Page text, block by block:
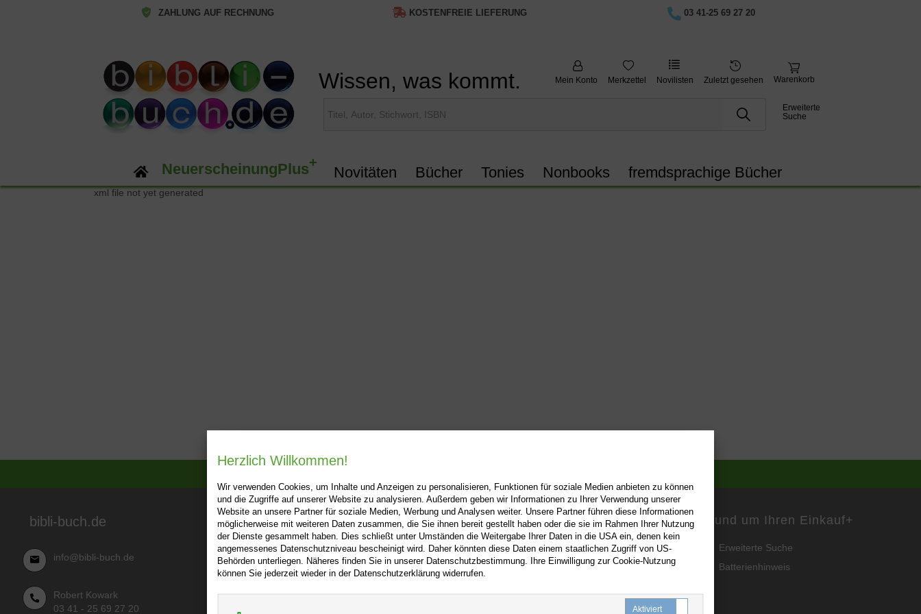
ZAHLUNG AUF RECHNUNG KOSTENFREIE LIEFERUNG 03 41-25 69 27 20
Wissen, was kommt. Mein Konto Merkzettel Novilisten Zuletzt gesehen Warenkorb
Erweiterte
Suche
NeuerscheinungPlus+
Novitäten Bücher Tonies Nonbooks fremdsprachige Bücher
xml file not yet generated
bibli-buch.de
info@bibli-buch.de
Robert Kowark
03 41 - 25 69 27 20
Über bibli-buch.de+
AGB
Impressum
Hilfe+
Kontakt
Newsletter
Rund um Ihren Einkauf+
Erweiterte Suche
Batterienhinweis
Herzlich Willkommen!
Wir verwenden Cookies, um Inhalte und Anzeigen zu personalisieren, Funktionen für soziale Medien anbieten zu können
und die Zugriffe auf unserer Website zu analysieren. Außerdem geben wir Informationen zu Ihrer Verwendung unserer
Website an unsere Partner für soziale Medien, Werbung und Analysen weiter. Unsere Partner führen diese Informationen
möglicherweise mit weiteren Daten zusammen, die Sie ihnen bereit gestellt haben oder die sie im Rahmen Ihrer Nutzung
der Dienste gesammelt haben. Dies schließt unter Umständen die Weitergabe Ihrer Daten in die USA ein, denen kein
angemessenes Datenschutzniveau bescheinigt wird. Daher könnten diese Daten einem staatlichen Zugriff von US-
Behörden unterliegen. Näheres finden Sie in unserer Datenschutzbestimmung. Ihre Einwilligung zur Cookie-Nutzung
können Sie jederzeit wieder in der Datenschutzerklärung widerrufen.